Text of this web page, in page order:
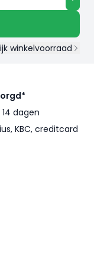
winkelvoorraad
dagen
KBC, creditcard